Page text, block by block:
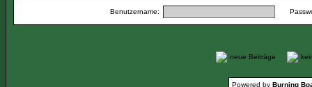
Benutzername:
neue Beiträge
Powered by Burning